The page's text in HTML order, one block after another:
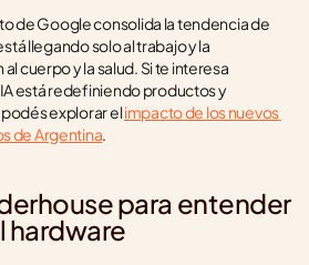
de Google consolida la tendencia de
llegando solo al trabajo y la
cuerpo y la salud. Si te interesa
está redefiniendo productos y
explorar el impacto de los nuevos
de Argentina.
para entender
hardware